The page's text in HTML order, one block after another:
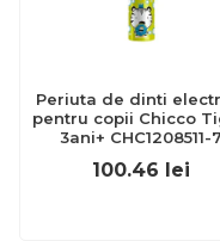
Periuta de dinti
pentru copii Chicco
3ani+ CHC1208511-7
100.46 lei